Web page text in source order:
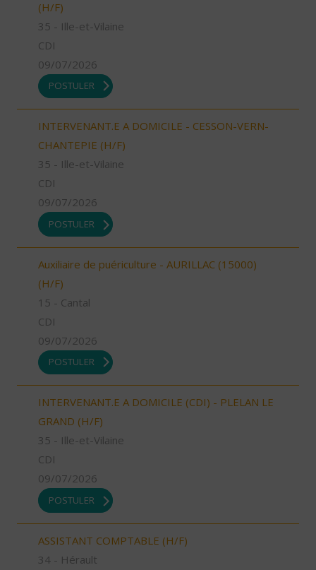
(H/F)
35 - Ille-et-Vilaine
CDI
09/07/2026
POSTULER
INTERVENANT.E A DOMICILE - CESSON-VERN-
CHANTEPIE (H/F)
35 - Ille-et-Vilaine
CDI
09/07/2026
POSTULER
Auxiliaire de puériculture - AURILLAC (15000)
(H/F)
15 - Cantal
CDI
09/07/2026
POSTULER
INTERVENANT.E A DOMICILE (CDI) - PLELAN LE
GRAND (H/F)
35 - Ille-et-Vilaine
CDI
09/07/2026
POSTULER
ASSISTANT COMPTABLE (H/F)
34 - Hérault